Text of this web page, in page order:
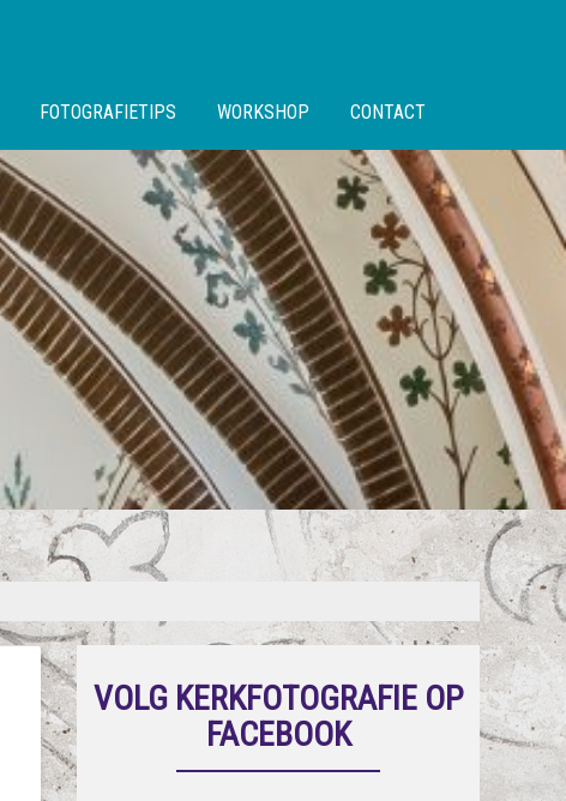
FOTOGRAFIETIPS WORKSHOP CONTACT
VOLG KERKFOTOGRAFIE OP
FACEBOOK